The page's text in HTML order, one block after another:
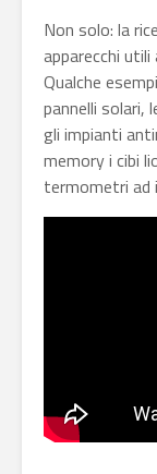
Non solo: la
apparecchi
Qualche
pannelli solari,
gli impianti
memory i cibi
termometri ad